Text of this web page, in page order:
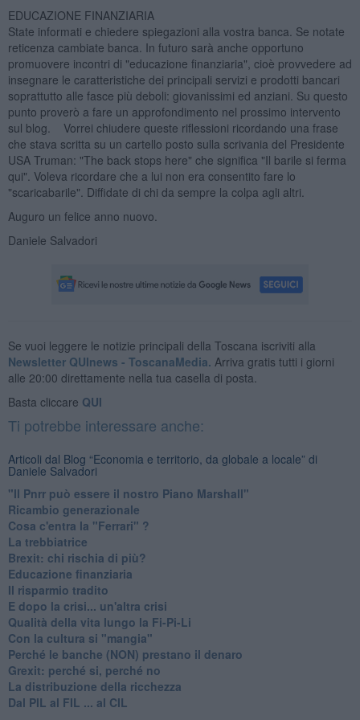
EDUCAZIONE FINANZIARIA
State informati e chiedere spiegazioni alla vostra banca. Se notate
reticenza cambiate banca. In futuro sarà anche opportuno
promuovere incontri di "educazione finanziaria", cioè provvedere ad
insegnare le caratteristiche dei principali servizi e prodotti bancari
soprattutto alle fasce più deboli: giovanissimi ed anziani. Su questo
punto proverò a fare un approfondimento nel prossimo intervento
sul blog. Vorrei chiudere queste riflessioni ricordando una frase
che stava scritta su un cartello posto sulla scrivania del Presidente
USA Truman: "The back stops here" che significa "Il barile si ferma
qui". Voleva ricordare che a lui non era consentito fare lo
"scaricabarile". Diffidate di chi da sempre la colpa agli altri.
Auguro un felice anno nuovo.
Daniele Salvadori
Se vuoi leggere le notizie principali della Toscana iscriviti alla
Newsletter QUInews - ToscanaMedia. Arriva gratis tutti i giorni
alle 20:00 direttamente nella tua casella di posta.
Basta cliccare QUI
Ti potrebbe interessare anche:
Articoli dal Blog “Economia e territorio, da globale a locale” di
Daniele Salvadori
"Il Pnrr può essere il nostro Piano Marshall"
Ricambio generazionale
Cosa c'entra la "Ferrari" ?
La trebbiatrice
Brexit: chi rischia di più?
Educazione finanziaria
Il risparmio tradito
E dopo la crisi... un'altra crisi
Qualità della vita lungo la Fi-Pi-Li
​Con la cultura si "mangia"
​Perché le banche (NON) prestano il denaro
Grexit: perché si, perché no
La distribuzione della ricchezza
Dal PIL al FIL ... al CIL